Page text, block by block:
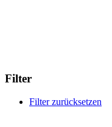
Filter
Filter zurücksetzen